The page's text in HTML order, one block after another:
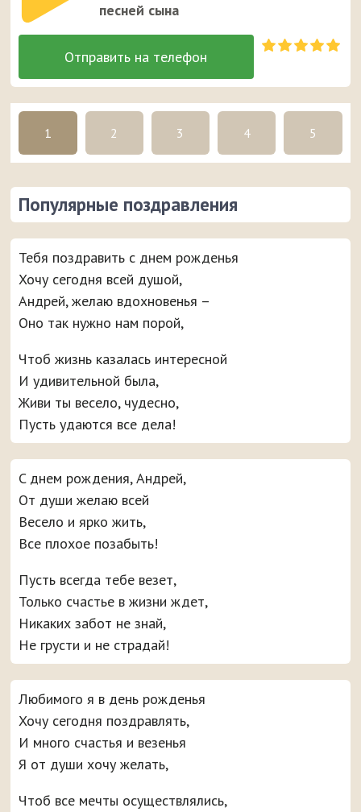
песней сына
1 2 3 4 5
Популярные поздравления
Тебя поздравить с днем рожденья
Хочу сегодня всей душой,
Андрей, желаю вдохновенья –
Оно так нужно нам порой,
Чтоб жизнь казалась интересной
И удивительной была,
Живи ты весело, чудесно,
Пусть удаются все дела!
C днем рождения, Андрей,
От души желаю всей
Весело и ярко жить,
Все плохое позабыть!
Пусть всегда тебе везет,
Только счастье в жизни ждет,
Никаких забот не знай,
Не грусти и не страдай!
Любимого я в день рожденья
Хочу сегодня поздравлять,
И много счастья и везенья
Я от души хочу желать,
Чтоб все мечты осуществлялись,